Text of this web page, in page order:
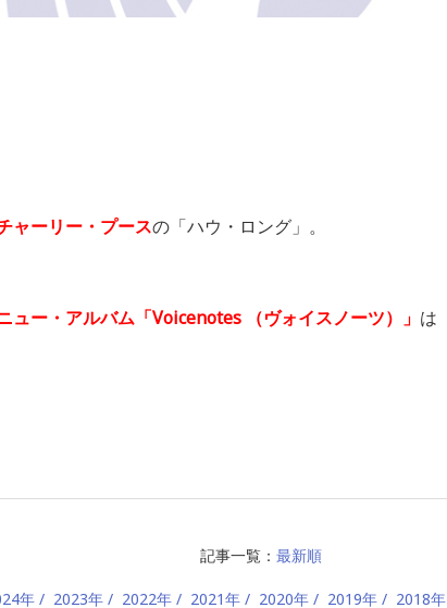
ャーリー・プースの「ハウ・ロング」。
ュー・アルバム「Voicenotes （ヴォイスノーツ）」 は
記事一覧： 最新順
年 2023年 2022年 2021年 2020年 2019年 2018年